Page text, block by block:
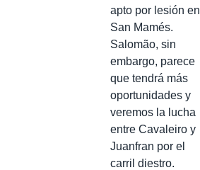
apto por lesión en
San Mamés.
Salomão, sin
embargo, parece
que tendrá más
oportunidades y
veremos la lucha
entre Cavaleiro y
Juanfran por el
carril diestro.